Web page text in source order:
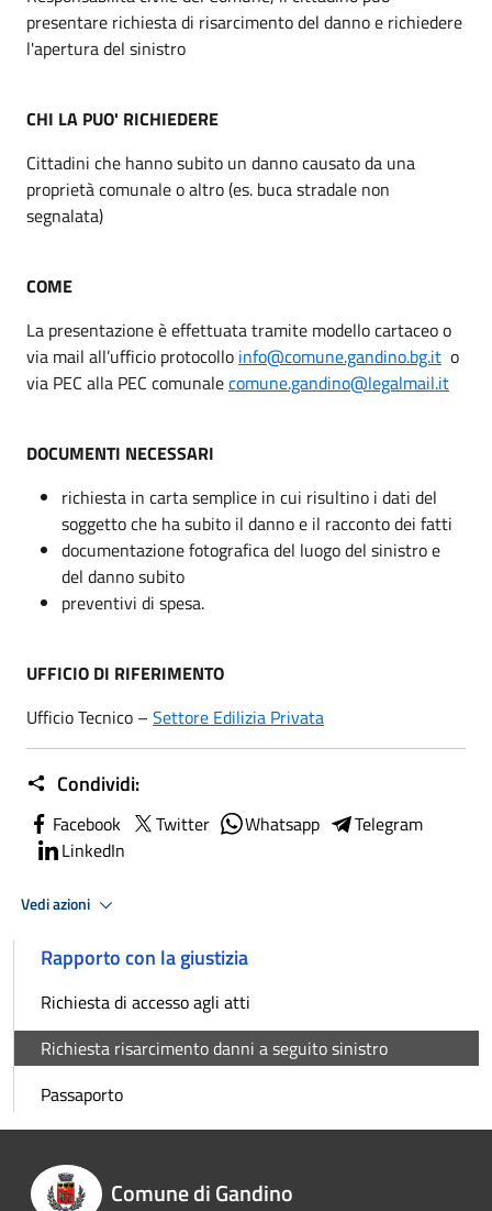
presentare richiesta di risarcimento del danno e richiedere
l'apertura del sinistro
CHI LA PUO' RICHIEDERE
Cittadini che hanno subito un danno causato da una
proprietà comunale o altro (es. buca stradale non
segnalata)
COME
La presentazione è effettuata tramite modello cartaceo o
via mail all’ufficio protocollo info@comune.gandino.bg.it o
via PEC alla PEC comunalecomune.gandino@legalmail.it
DOCUMENTI NECESSARI
richiesta in carta semplice in cui risultino i dati del
soggetto che ha subito il danno e il racconto dei fatti
documentazione fotografica del luogo del sinistro e
del danno subito
preventivi di spesa.
UFFICIO DI RIFERIMENTO
Ufficio Tecnico – Settore Edilizia Privata
Condividi:
Facebook Twitter Whatsapp
Telegram
LinkedIn
Vedi azioni
Rapporto con la giustizia
Richiesta di accesso agli atti
Richiesta risarcimento danni a seguito sinistro
Passaporto
Comune di Gandino